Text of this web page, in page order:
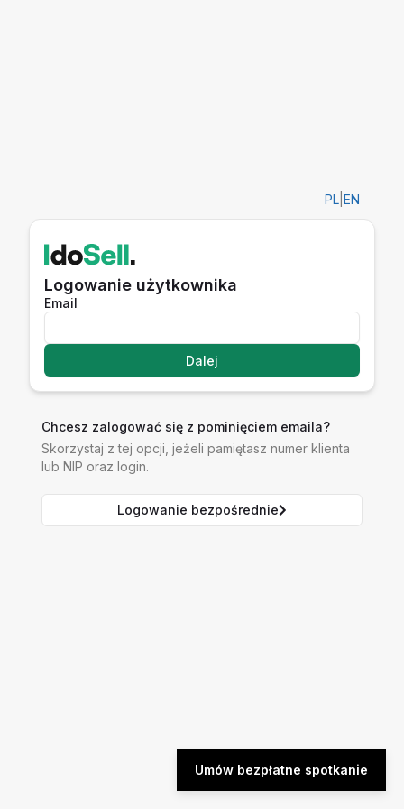
PL EN
Logowanie użytkownika
Email
Dalej
Chcesz zalogować się z pominięciem emaila?
Skorzystaj z tej opcji, jeżeli pamiętasz numer klienta
lub NIP oraz login.
Logowanie bezpośrednie
Umów bezpłatne spotkanie